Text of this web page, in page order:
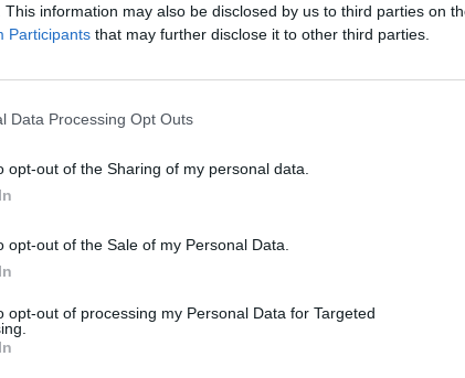
This information may also be disclosed by us to third parties on
Participants that may further disclose it to other third parties.
Data Processing Opt Outs
opt-out of the Sharing of my personal data.
opt-out of the Sale of my Personal Data.
opt-out of processing my Personal Data for Targeted